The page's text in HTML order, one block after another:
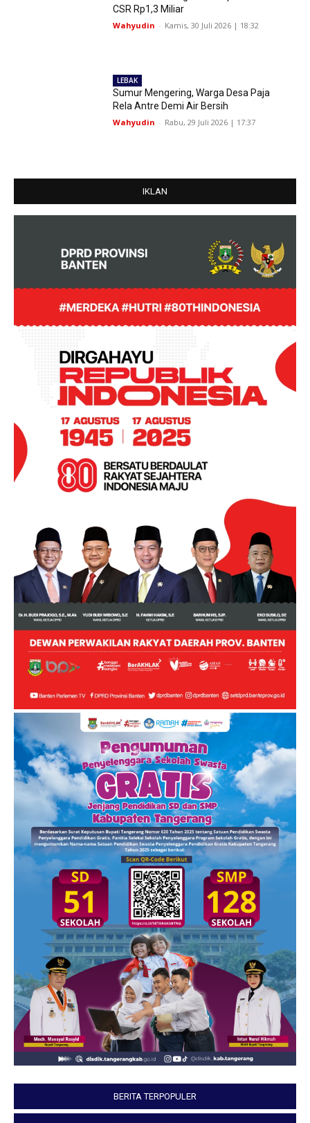
CSR Rp1,3 Miliar
Wahyudin - Kamis, 30 Juli 2026 | 18:32
LEBAK
Sumur Mengering, Warga Desa Paja
Rela Antre Demi Air Bersih
Wahyudin - Rabu, 29 Juli 2026 | 17:37
IKLAN
BERITA TERPOPULER